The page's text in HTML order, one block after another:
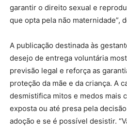
garantir o direito sexual e
que opta pela não maternidade”,
A publicação destinada às
desejo de entrega voluntária
previsão legal e reforça as
proteção da mãe e da criança. A
desmistifica mitos e medos mais
exposta ou até presa pela
adoção e se é possível desistir.